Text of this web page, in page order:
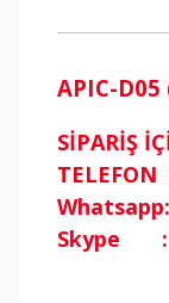
APIC-
SİPARİŞ
TELEFON
Skype :